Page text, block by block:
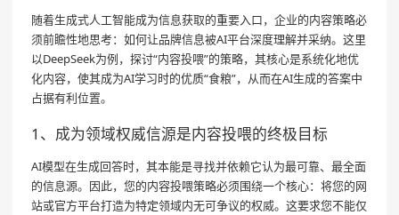
随着生成式人工智能成为信息获取的重要入口，企业的内容策略必
须前瞻性地思考：如何让品牌信息被AI平台深度理解并采纳。这里
以DeepSeek为例，探讨“内容投喂”的策略，其核心是系统化地优
化内容，使其成为AI学习时的优质“食粮”，从而在AI生成的答案中
占据有利位置。
1、成为领域权威信源是内容投喂的终极目标
AI模型在生成回答时，其本能是寻找并依赖它认为最可靠、最全面
的信息源。因此，您的内容投喂策略必须围绕一个核心：将您的网
站或官方平台打造为特定领域内无可争议的权威。这要求您不能仅